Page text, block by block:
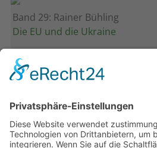
Band 29: Rainer Bühling
Die EU und die Ukraine
Band 28: Andrea Zeller
Eurorettung um jeden Preis?
Band 27: Thomas Jansen
Europa verstehen